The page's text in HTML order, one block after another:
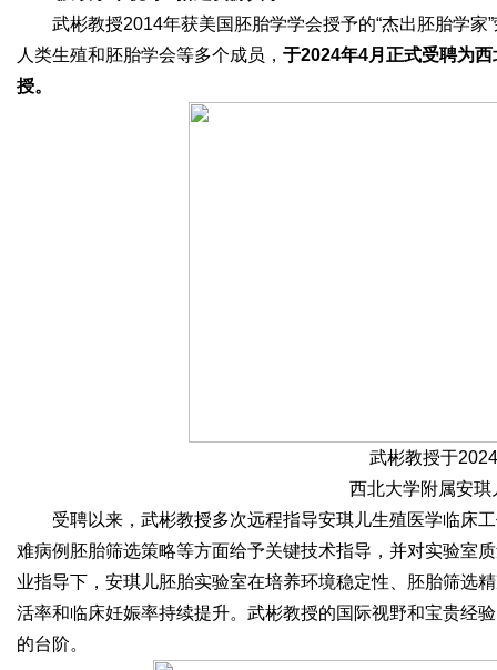
武彬教授2014年获美国胚胎学学会授予的“杰出胚胎学
人类生殖和胚胎学会等多个成员， 于2024年4月正式受聘为
授。
武彬教授于
西北大学附属安
受聘以来，武彬教授多次远程指导安琪儿生殖医学临床
难病例胚胎筛选策略等方面给予关键技术指导，并对实验室
业指导下，安琪儿胚胎实验室在培养环境稳定性、胚胎筛选
活率和临床妊娠率持续提升。武彬教授的国际视野和宝贵经
的台阶。